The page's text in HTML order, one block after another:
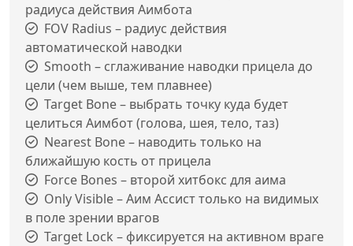
радиуса действия Аимбота
FOV Radius – радиус действия
автоматической наводки
Smooth – сглаживание наводки прицела до
цели (чем выше, тем плавнее)
Target Bone – выбрать точку куда будет
целиться Аимбот (голова, шея, тело, таз)
Nearest Bone – наводить только на
ближайшую кость от прицела
Force Bones – второй хитбокс для аима
Only Visible – Аим Ассист только на видимых
в поле зрении врагов
Target Lock – фиксируется на активном враге